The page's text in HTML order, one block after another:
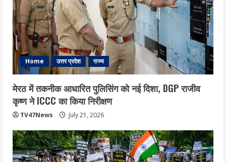
Home उत्तर प्रदेश राज्य
मेरठ में तकनीक आधारित पुलिसिंग को नई दिशा, DGP राजीव
कृष्ण ने ICCC का किया निरीक्षण
TV47News July 21, 2026